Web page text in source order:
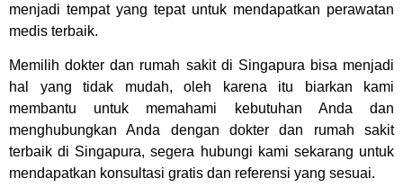
menjadi tempat yang tepat untuk mendapatkan perawatan
medis terbaik.
Memilih dokter dan rumah sakit di Singapura bisa menjadi
hal yang tidak mudah, oleh karena itu biarkan kami
membantu untuk memahami kebutuhan Anda dan
menghubungkan Anda dengan dokter dan rumah sakit
terbaik di Singapura, segera hubungi kami sekarang untuk
mendapatkan konsultasi gratis dan referensi yang sesuai.